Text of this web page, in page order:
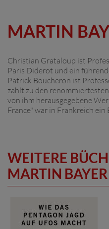
MARTIN
Christian Grataloup ist
Paris Diderot und ein
Patrick Boucheron ist
zählt zu den
von ihm herausgegebene
France" war in Frankreich ein
WEITERE
MARTIN BAYER